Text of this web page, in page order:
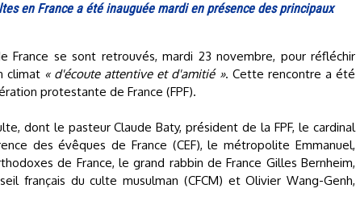
en France a été inauguée mardi en présence des principaux
France se sont retrouvés, mardi 23 novembre, pour réfléchir
climat « d'écoute attentive et d'amitié ». Cette rencontre a été
protestante de France (FPF).
dont le pasteur Claude Baty, président de la FPF, le cardinal
des évêques de France (CEF), le métropolite Emmanuel,
de France, le grand rabbin de France Gilles Bernheim,
français du culte musulman (CFCM) et Olivier Wang-Genh,